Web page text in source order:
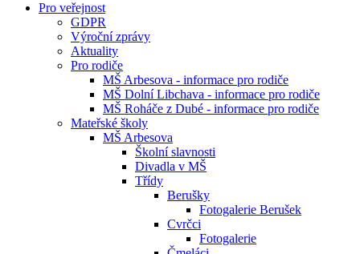
Pro veřejnost
GDPR
Výroční zprávy
Aktuality
Pro rodiče
MŠ Arbesova - informace pro rodiče
MŠ Dolní Libchava - informace pro rodiče
MŠ Roháče z Dubé - informace pro rodiče
Mateřské školy
MŠ Arbesova
Školní slavnosti
Divadla v MŠ
Třídy
Berušky
Fotogalerie Berušek
Cvrčci
Fotogalerie